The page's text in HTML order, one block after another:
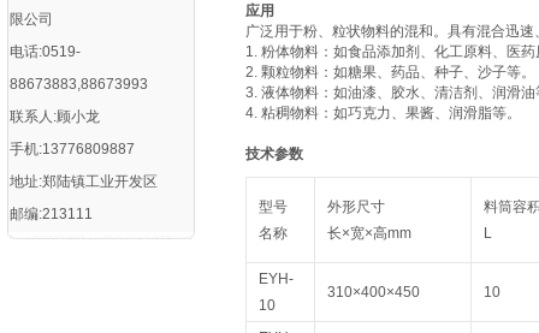
限公司
电话:0519-
88673883,88673993
联系人:顾小龙
手机:13776809887
地址:郑陆镇工业开发区
邮编:213111
应用
广泛用于粉、粒状物料的混和。具有混合迅
1. 粉体物料：如食品添加剂、化工原料、医
2. 颗粒物料：如糖果、药品、种子、沙子等。
3. 液体物料：如油漆、胶水、清洁剂、润滑油
4. 粘稠物料：如巧克力、果酱、润滑脂等。
技术参数
型号
名称
外形尺寸
长×宽×高mm
料筒容
L
EYH-
10
310×400×450 10